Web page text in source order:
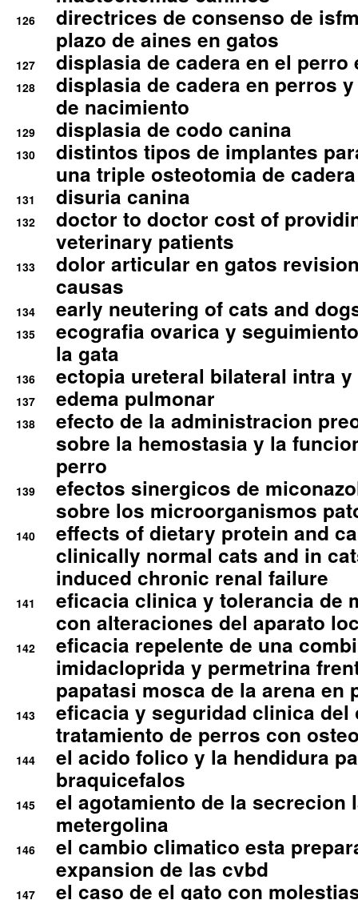
126
directrices de consenso de
plazo de aines en gatos
127 displasia de cadera en el perro
128
displasia de cadera en perros
de nacimiento
129 displasia de codo canina
130
distintos tipos de implantes
una triple osteotomia de cadera
131 disuria canina
132
doctor to doctor cost of
veterinary patients
133
dolor articular en gatos
causas
134 early neutering of cats and
135
ecografia ovarica y
la gata
136 ectopia ureteral bilateral intra
137 edema pulmonar
138
efecto de la administracion
sobre la hemostasia y la
perro
139
efectos sinergicos de
sobre los microorganismos
140
effects of dietary protein and
clinically normal cats and in
induced chronic renal failure
141
eficacia clinica y tolerancia de
con alteraciones del aparato
142
eficacia repelente de una
imidacloprida y permetrina
papatasi mosca de la arena en
143
eficacia y seguridad clinica del
tratamiento de perros con
144
el acido folico y la hendidura
braquicefalos
145
el agotamiento de la secrecion
metergolina
146
el cambio climatico esta
expansion de las cvbd
147 el caso de el gato con